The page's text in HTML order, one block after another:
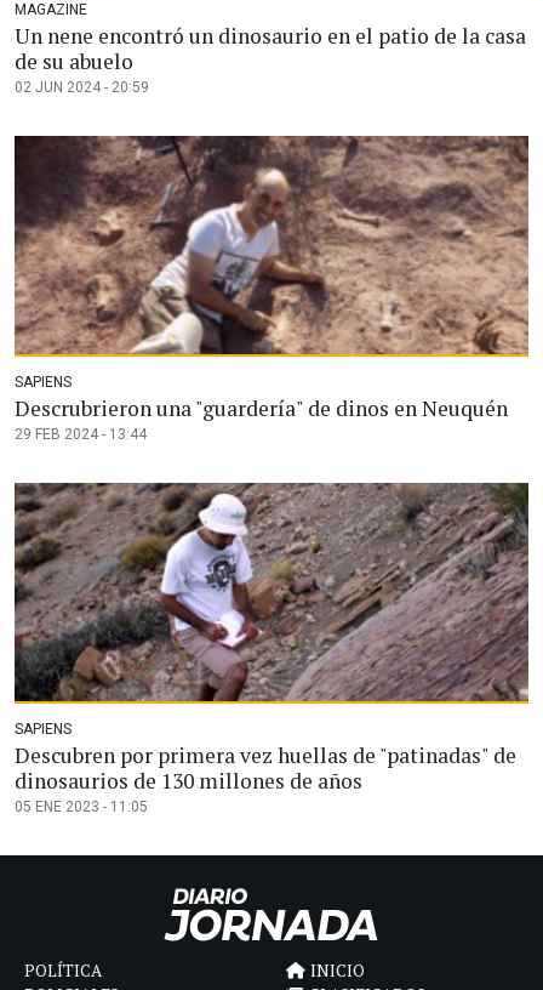
MAGAZINE
Un nene encontró un dinosaurio en el patio de la casa
de su abuelo
02 JUN 2024 - 20:59
SAPIENS
Descrubrieron una "guardería" de dinos en Neuquén
29 FEB 2024 - 13:44
SAPIENS
Descubren por primera vez huellas de "patinadas" de
dinosaurios de 130 millones de años
05 ENE 2023 - 11:05
POLÍTICA
INICIO